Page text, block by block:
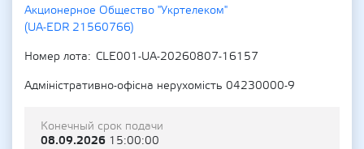
Акционерное Общество "Укртелеком"
(UA-EDR 21560766)
Номер лота
CLE001-UA-20260807-16157
Адміністративно-офісна нерухомість 04230000-9
Конечный срок подачи
08.09.2026 15:00:00